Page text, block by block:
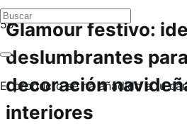
El productose ha añadido a tu
Glamour festivo:
deslumbrantes
decoración
interiores